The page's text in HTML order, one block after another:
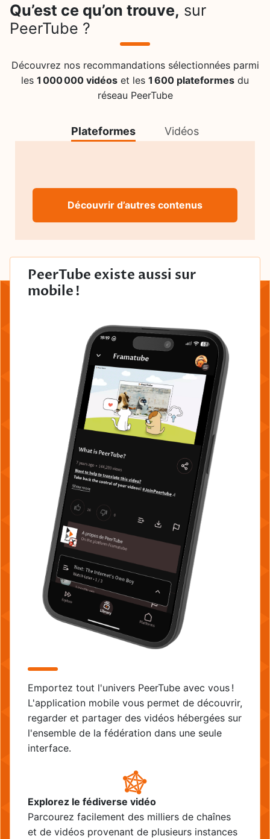
Qu’est ce qu’on trouve, sur
PeerTube ?
Découvrez nos recommandations sélectionnées parmi
les 1 000 000 vidéos et les 1 600 plateformes du
réseau PeerTube
Plateformes Vidéos
Découvrir d’autres contenus
PeerTube existe aussi sur
mobile !
Emportez tout l'univers PeerTube avec vous !
L'application mobile vous permet de découvrir,
regarder et partager des vidéos hébergées sur
l'ensemble de la fédération dans une seule
interface.
Explorez le fédiverse vidéo
Parcourez facilement des milliers de chaînes
et de vidéos provenant de plusieurs instances